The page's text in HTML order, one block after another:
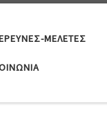
ΜΕΛΈΤΕΣ